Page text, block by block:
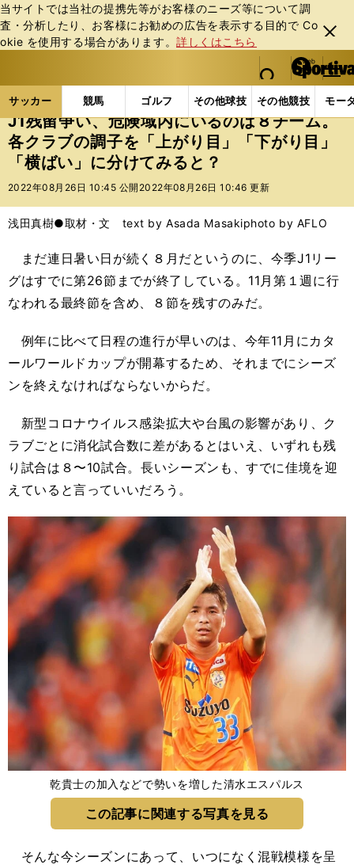
当サイトでは当社の提携先等がお客様のニーズ等について調
査・分析したり、お客様にお勧めの広告を表⽰する⽬的で Co
okie を使⽤する場合があります。詳しくはこちら
閉じ
る
web Sportiva (webスポルティーバ)
検索
マイペ
ー
ジ
メニュ
サッカー 競馬 ゴルフ その他球技 その他競技 モー
ス
ポ
ル
テ
ー
バ
サッカーの記事一覧 Jリーグ他 Jリーグ J1残留
J1残留争い、危険域内にいるのは８チーム。
各クラブの調子を「上がり目」「下がり目」
「横ばい」に分けてみると？
2022年08月26日 10:45 公開 2022年08月26日 10:46 更新
浅田真樹●取材・文 text by Asada Masakiphoto by AFLO
まだ連日暑い日が続く８月だというのに、今季J1リー
グはすでに第26節までが終了している。11月第１週に行
なわれる最終節を含め、８節を残すのみだ。
例年に比べて日程の進行が早いのは、今年11月にカタ
ールワールドカップが開幕するため、それまでにシーズ
ンを終えなければならないからだ。
新型コロナウイルス感染拡大や台風の影響があり、ク
ラブごとに消化試合数に差があるとはいえ、いずれも残
り試合は８〜10試合。長いシーズンも、すでに佳境を迎
えていると言っていいだろう。
乾貴士の加入などで勢いを増した清水エスパルス
この記事に関連する写真を見る
そんな今シーズンにあって、いつになく混戦模様を呈